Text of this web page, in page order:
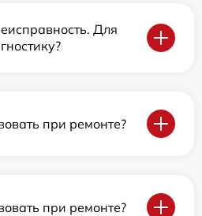
Для
при ремонте?
при ремонте?